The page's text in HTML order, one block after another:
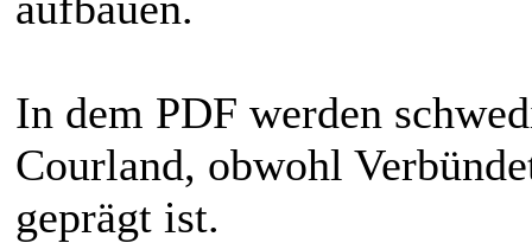
In dem PDF werden
Courland, obwohl
geprägt ist.